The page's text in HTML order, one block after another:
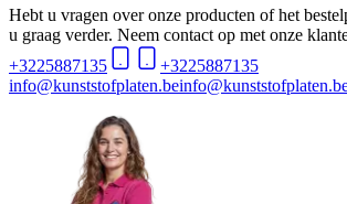
Hebt u vragen over onze producten of het
u graag verder. Neem contact op met onze
+3225887135
+3225887135
info@kunststofplaten.be